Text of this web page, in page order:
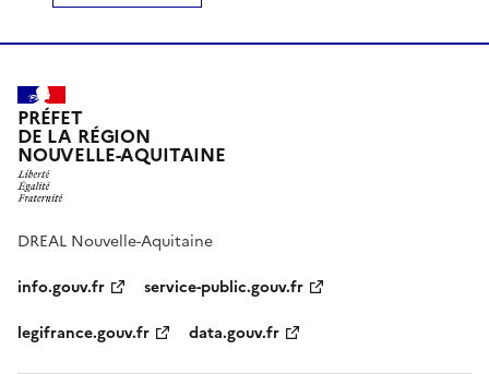
PRÉFET
DE LA RÉGION
NOUVELLE-AQUITAINE
DREAL Nouvelle-Aquitaine
info.gouv.fr
service-public.gouv.fr
legifrance.gouv.fr
data.gouv.fr